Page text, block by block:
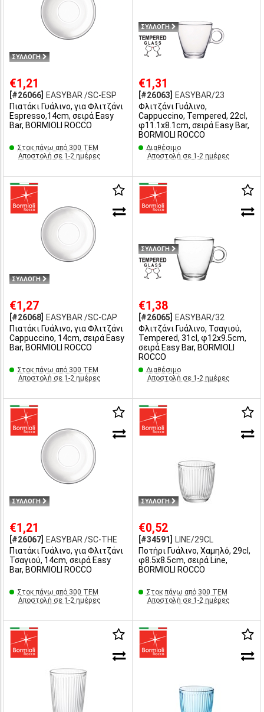
ΣΥΛΛΟΓΗ
€1,21
[#26066]
EASYBAR /SC-ESP
Πιατάκι Γυάλινο, για Φλιτζάνι
Espresso,14cm, σειρά Easy
Bar, BORMIOLI ROCCO
Στοκ πάνω από 300 ΤΕΜ
Αποστολή σε 1-2 ημέρες
ΣΥΛΛΟΓΗ
€1,31
[#26063]
EASYBAR/23
Φλιτζάνι Γυάλινο,
Cappuccino, Tempered, 22cl,
φ11.1x8.1cm, σειρά Easy Bar,
BORMIOLI ROCCO
Διαθέσιμο
Αποστολή σε 1-2 ημέρες
ΣΥΛΛΟΓΗ
€1,27
[#26068]
EASYBAR /SC-CAP
Πιατάκι Γυάλινο, για Φλιτζάνι
Cappuccino, 14cm, σειρά Easy
Bar, BORMIOLI ROCCO
Στοκ πάνω από 300 ΤΕΜ
Αποστολή σε 1-2 ημέρες
ΣΥΛΛΟΓΗ
€1,38
[#26065]
EASYBAR/32
Φλιτζάνι Γυάλινο, Τσαγιού,
Tempered, 31cl, φ12x9.5cm,
σειρά Easy Bar, BORMIOLI
ROCCO
Διαθέσιμο
Αποστολή σε 1-2 ημέρες
ΣΥΛΛΟΓΗ
€1,21
[#26067]
EASYBAR /SC-THE
Πιατάκι Γυάλινο, για Φλιτζάνι
Τσαγιού, 14cm, σειρά Easy
Bar, BORMIOLI ROCCO
Στοκ πάνω από 300 ΤΕΜ
Αποστολή σε 1-2 ημέρες
ΣΥΛΛΟΓΗ
€0,52
[#34591]
LINE/29CL
Ποτήρι Γυάλινο, Χαμηλό, 29cl,
φ8.5x8.5cm, σειρά Line,
BORMIOLI ROCCO
Στοκ πάνω από 300 ΤΕΜ
Αποστολή σε 1-2 ημέρες